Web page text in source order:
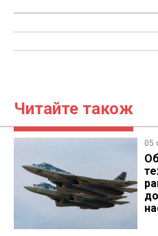
Читайте також
05